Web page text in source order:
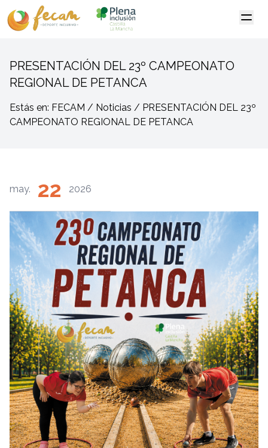
PRESENTACIÓN DEL 23º CAMPEONATO
REGIONAL DE PETANCA
Estás en: FECAM / Noticias / PRESENTACIÓN DEL 23º
CAMPEONATO REGIONAL DE PETANCA
may. 22 2026